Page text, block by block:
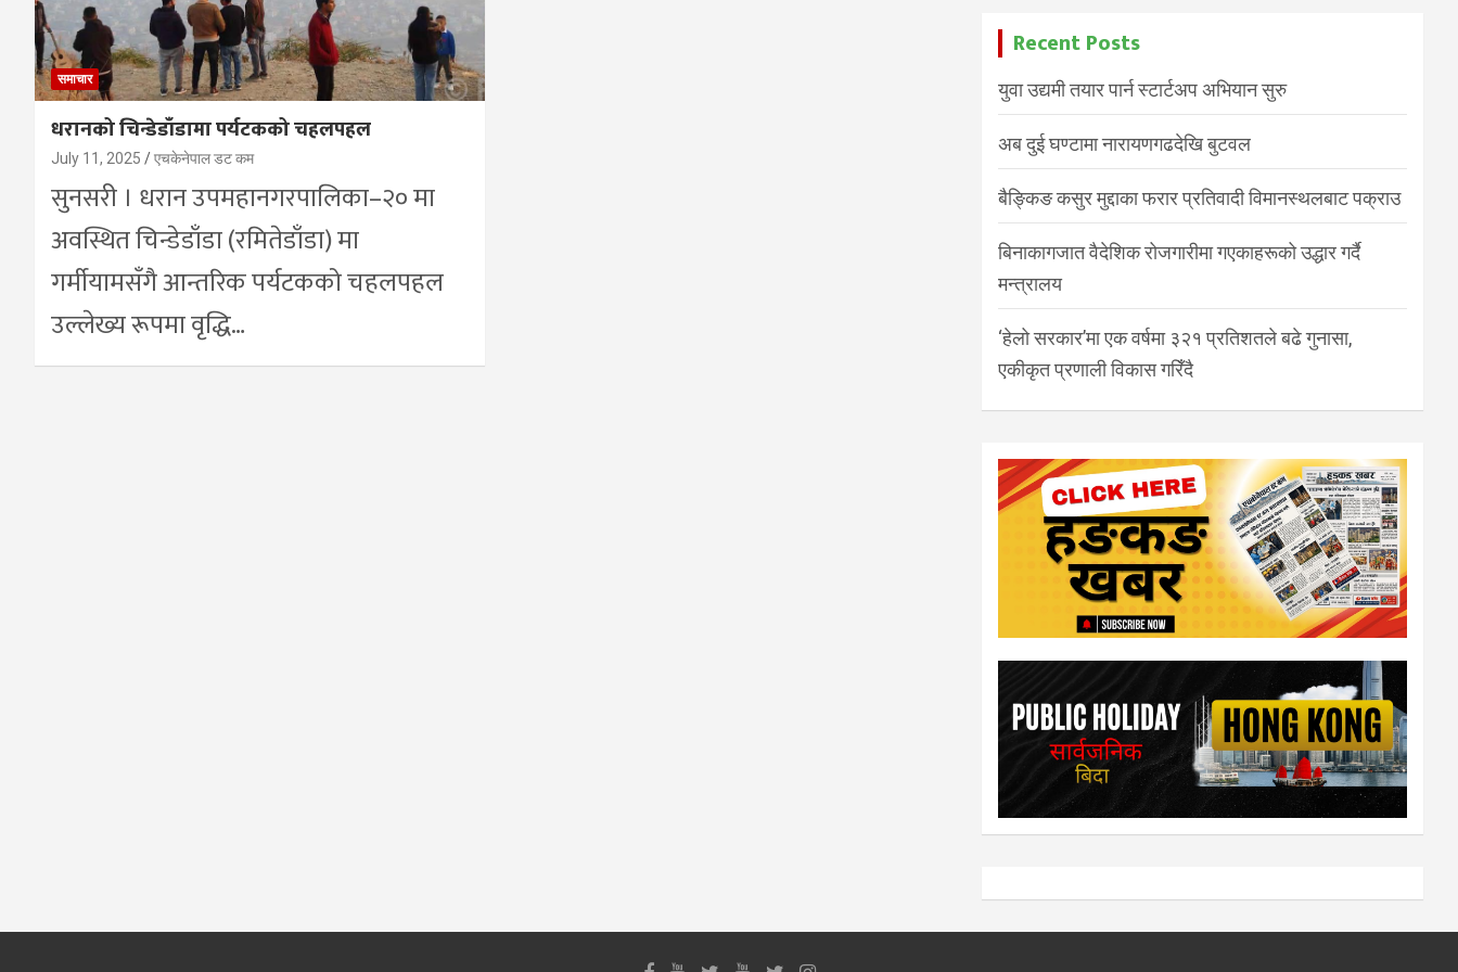
समाचार
धरानको चिन्डेडाँडामा पर्यटकको चहलपहल
July 11, 2025 एचकेनेपाल डट कम
सुनसरी । धरान उपमहानगरपालिका–२० मा
अवस्थित चिन्डेडाँडा (रमितेडाँडा) मा
गर्मीयामसँगै आन्तरिक पर्यटकको चहलपहल
उल्लेख्य रूपमा वृद्धि…
Recent Posts
युवा उद्यमी तयार पार्न स्टार्टअप अभियान सुरु
अब दुई घण्टामा नारायणगढदेखि बुटवल
बैङ्किङ कसुर मुद्दाका फरार प्रतिवादी विमानस्थलबाट पक्राउ
बिनाकागजात वैदेशिक रोजगारीमा गएकाहरूको उद्धार गर्दै
मन्त्रालय
‘हेलो सरकार’मा एक वर्षमा ३२१ प्रतिशतले बढे गुनासा,
एकीकृत प्रणाली विकास गरिँदै